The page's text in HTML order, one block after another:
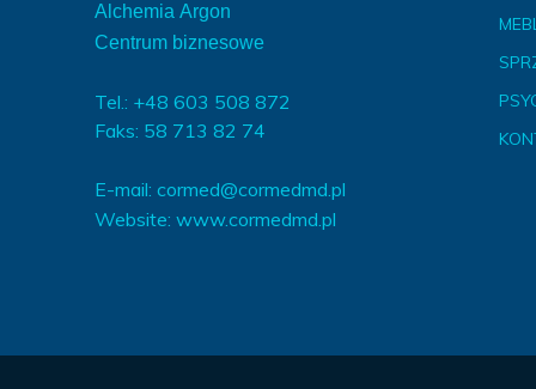
Alchemia Argon
Centrum biznesowe
Tel.: +48 603 508 872
Faks: 58 713 82 74
E-mail: cormed@cormedmd.pl
Website: www.cormedmd.pl